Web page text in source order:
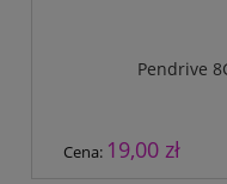
Pendrive
Cena: 19,00 zł